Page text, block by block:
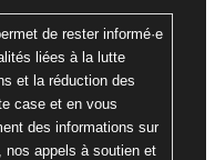
de rester informé·e
liées à la lutte
et la réduction des
case et en vous
des informations sur
nos appels à soutien et